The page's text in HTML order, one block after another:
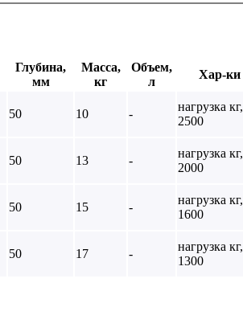
Глубина,
мм
Масса,
кг
Объем,
л
Хар-ки
50 10 -
нагрузка кг,
2500
50 13 -
нагрузка кг,
2000
50 15 -
нагрузка кг,
1600
50 17 -
нагрузка кг,
1300